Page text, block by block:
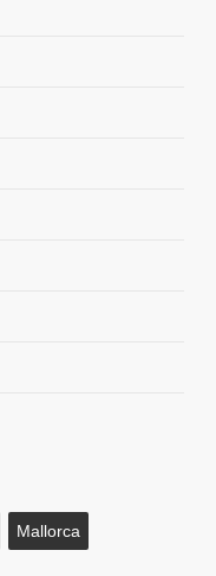
Mallorca